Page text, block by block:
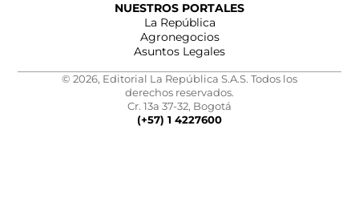
NUESTROS PORTALES
La República
Agronegocios
Asuntos Legales
© 2026, Editorial La República S.A.S. Todos los
derechos reservados.
Cr. 13a 37-32, Bogotá
(+57) 1 4227600